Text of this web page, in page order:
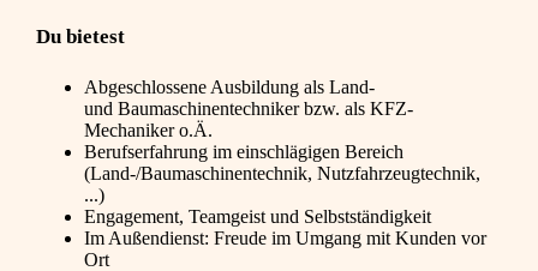
Du bietest
Abgeschlossene Ausbildung als Land-
und Baumaschinentechniker bzw. als KFZ-
Mechaniker o.Ä.
Berufserfahrung im einschlägigen Bereich
(Land-/Baumaschinentechnik, Nutzfahrzeugtechnik,
...)
Engagement, Teamgeist und Selbstständigkeit
Im Außendienst: Freude im Umgang mit Kunden vor
Ort